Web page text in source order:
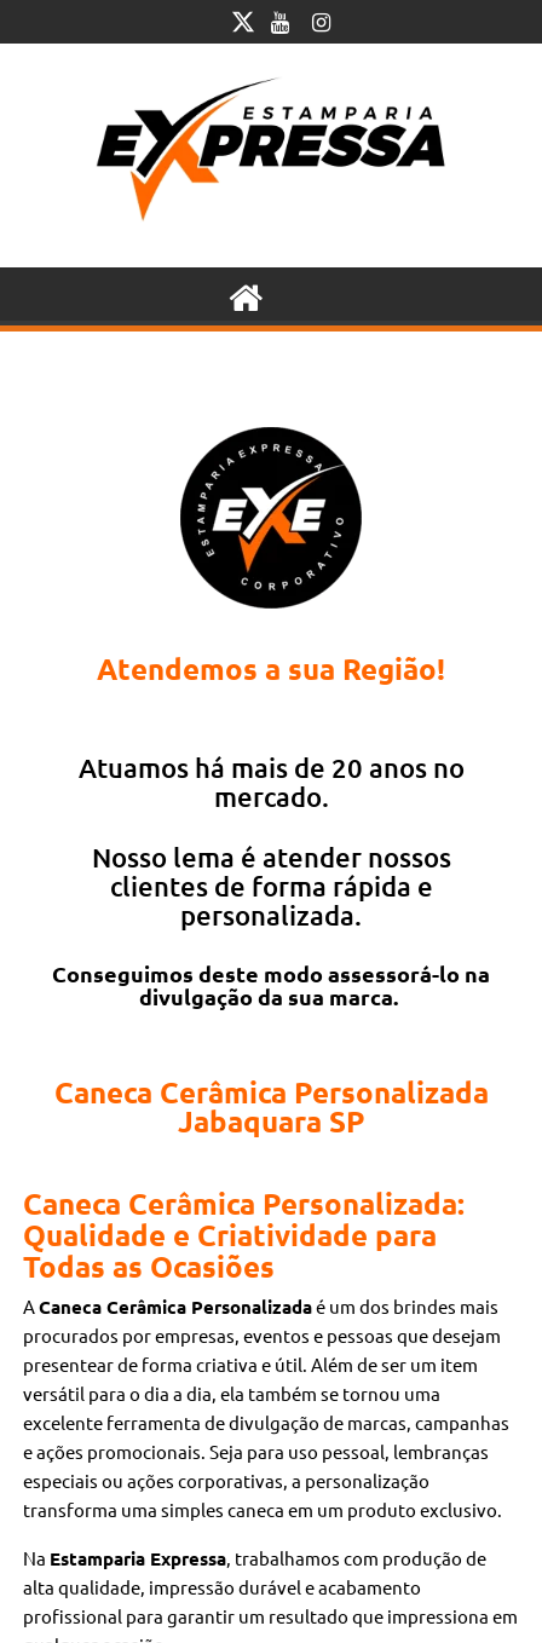
Atendemos a sua Região!
Atuamos há mais de 20 anos no
mercado.
Nosso lema é atender nossos
clientes de forma rápida e
personalizada.
Conseguimos deste modo assessorá-lo na
divulgação da sua marca.
Caneca Cerâmica Personalizada
Jabaquara SP
Caneca Cerâmica Personalizada:
Qualidade e Criatividade para
Todas as Ocasiões
ACaneca Cerâmica Personalizadaé um dos brindes mais
procurados por empresas, eventos e pessoas que desejam
presentear de forma criativa e útil. Além de ser um item
versátil para o dia a dia, ela também se tornou uma
excelente ferramenta de divulgação de marcas, campanhas
e ações promocionais. Seja para uso pessoal, lembranças
especiais ou ações corporativas, a personalização
transforma uma simples caneca em um produto exclusivo.
Na Estamparia Expressa, trabalhamos com produção de
alta qualidade, impressão durável e acabamento
profissional para garantir um resultado que impressiona em